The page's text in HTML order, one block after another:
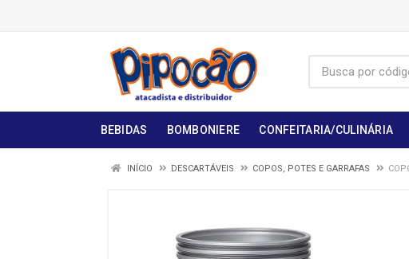
BEBIDAS BOMBONIERE CONFEITARIA/CULINÁRIA
INÍCIO DESCARTÁVEIS COPOS, POTES E GARRAFAS